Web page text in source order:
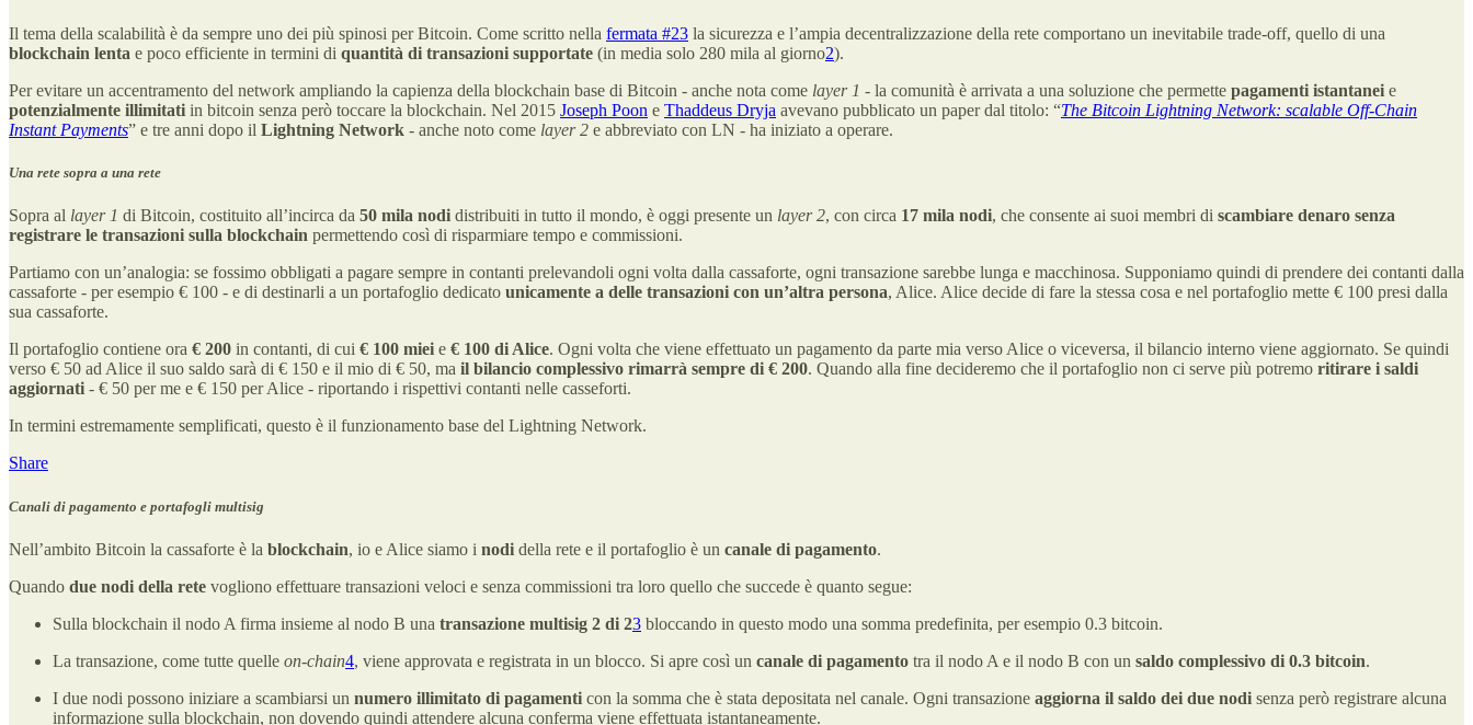
Il tema della scalabilità è da sempre uno dei più spinosi per Bitcoin. Come scritto nella fermata #23 la sicurezza e l’ampia decentralizzazione della rete comportano un inevitabile trade-off, quello di una
blockchain lenta e poco efficiente in termini di quantità di transazioni supportate (in media solo 280 mila al giorno2).
Per evitare un accentramento del network ampliando la capienza della blockchain base di Bitcoin - anche nota come layer 1 - la comunità è arrivata a una soluzione che permette pagamenti istantanei e
potenzialmente illimitati in bitcoin senza però toccare la blockchain. Nel 2015 Joseph Poon e Thaddeus Dryja avevano pubblicato un paper dal titolo: “The Bitcoin Lightning Network: scalable Off-Chain
Instant Payments” e tre anni dopo il Lightning Network - anche noto come layer 2 e abbreviato con LN - ha iniziato a operare.
Una rete sopra a una rete
Sopra al layer 1 di Bitcoin, costituito all’incirca da 50 mila nodi distribuiti in tutto il mondo, è oggi presente un layer 2, con circa 17 mila nodi, che consente ai suoi membri di scambiare denaro senza
registrare le transazioni sulla blockchain permettendo così di risparmiare tempo e commissioni.
Partiamo con un’analogia: se fossimo obbligati a pagare sempre in contanti prelevandoli ogni volta dalla cassaforte, ogni transazione sarebbe lunga e macchinosa. Supponiamo quindi di prendere dei contanti dalla
cassaforte - per esempio € 100 - e di destinarli a un portafoglio dedicato unicamente a delle transazioni con un’altra persona, Alice. Alice decide di fare la stessa cosa e nel portafoglio mette € 100 presi dalla
sua cassaforte.
Il portafoglio contiene ora € 200 in contanti, di cui € 100 miei e € 100 di Alice. Ogni volta che viene effettuato un pagamento da parte mia verso Alice o viceversa, il bilancio interno viene aggiornato. Se quindi
verso € 50 ad Alice il suo saldo sarà di € 150 e il mio di € 50, ma il bilancio complessivo rimarrà sempre di € 200. Quando alla fine decideremo che il portafoglio non ci serve più potremo ritirare i saldi
aggiornati - € 50 per me e € 150 per Alice - riportando i rispettivi contanti nelle casseforti.
In termini estremamente semplificati, questo è il funzionamento base del Lightning Network.
Share
Canali di pagamento e portafogli multisig
Nell’ambito Bitcoin la cassaforte è la blockchain, io e Alice siamo i nodi della rete e il portafoglio è un canale di pagamento.
Quando due nodi della rete vogliono effettuare transazioni veloci e senza commissioni tra loro quello che succede è quanto segue:
Sulla blockchain il nodo A firma insieme al nodo B una transazione multisig 2 di 23 bloccando in questo modo una somma predefinita, per esempio 0.3 bitcoin.
La transazione, come tutte quelle on-chain4, viene approvata e registrata in un blocco. Si apre così un canale di pagamento tra il nodo A e il nodo B con un saldo complessivo di 0.3 bitcoin.
I due nodi possono iniziare a scambiarsi un numero illimitato di pagamenti con la somma che è stata depositata nel canale. Ogni transazione aggiorna il saldo dei due nodi senza però registrare alcuna
informazione sulla blockchain, non dovendo quindi attendere alcuna conferma viene effettuata istantaneamente.